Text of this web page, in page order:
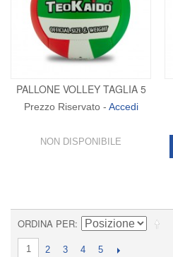
PALLONE VOLLEY TAGLIA 5
Prezzo Riservato - Accedi
NON DISPONIBILE
ORDINA PER
1 2 3 4 5